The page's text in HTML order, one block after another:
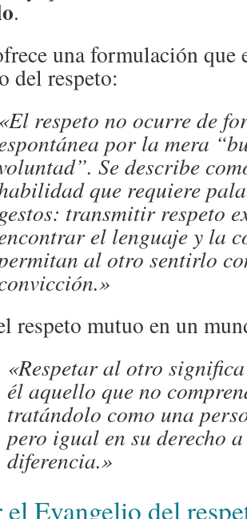
.
una formulación que
del respeto:
«El respeto no ocurre de
por la mera
Se describe
que requiere
gestos: transmitir respeto
el lenguaje y la
al otro sentirlo
respeto mutuo en un
«Respetar al otro
él aquello que no
tratándolo como una
pero igual en su derecho a
diferencia.»
Evangelio del